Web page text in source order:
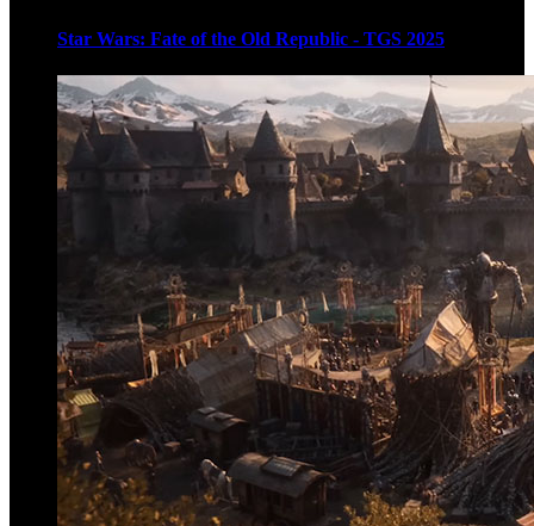
Star Wars: Fate of the Old Republic - TGS 2025